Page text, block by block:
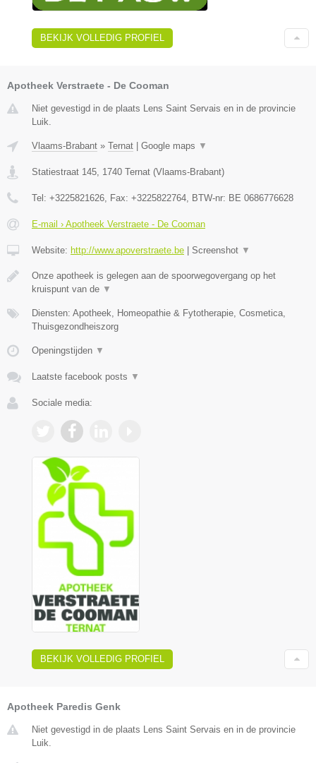
BEKIJK VOLLEDIG PROFIEL
Apotheek Verstraete - De Cooman
Niet gevestigd in de plaats Lens Saint Servais en in de provincie
Luik.
Vlaams-Brabant » Ternat Google maps ▼
Statiestraat 145, 1740 Ternat (Vlaams-Brabant)
Tel: +3225821626, Fax: +3225822764, BTW-nr: BE 0686776628
E-mail › Apotheek Verstraete - De Cooman
Website: http://www.apoverstraete.be Screenshot ▼
Onze apotheek is gelegen aan de spoorwegovergang op het
kruispunt van de ▼
Diensten: Apotheek, Homeopathie & Fytotherapie, Cosmetica,
Thuisgezondheiszorg
Openingstijden ▼
Laatste facebook posts ▼
Sociale media:
BEKIJK VOLLEDIG PROFIEL
Apotheek Paredis Genk
Niet gevestigd in de plaats Lens Saint Servais en in de provincie
Luik.